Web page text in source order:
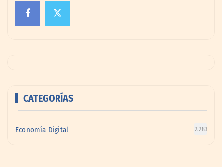
CATEGORÍAS
Economía Digital 2.283